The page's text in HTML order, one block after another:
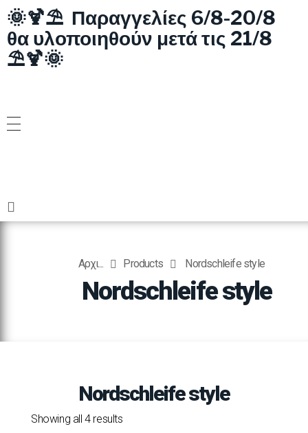
🌞🍹⛱️ Παραγγελίες 6/8-20/8
θα υλοποιηθούν μετά τις 21/8
⛱️🍹🌞
Αρχι... Products Nordschleife style
Nordschleife style
Nordschleife style
Showing all 4 results